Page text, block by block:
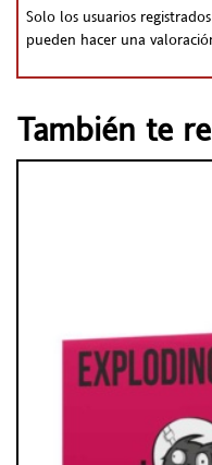
Solo los usuarios
pueden hacer una
También te